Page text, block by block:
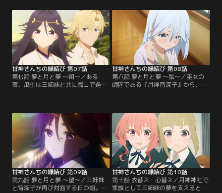
そんな想いに反して参拝客は一向に
増えない。『流石におかしい』と思
う瓜生。その時朝姫からなんと甘神
神社のなりすましアカウントが例大
祭の中止を言いふらしており…。
【提供：バンダイチャンネル】
たことが忘れられず、まったく集中
ができない状態になってしまう。
『夜重はなぜ自分にキスをしたの
か？』一人悶々と考える瓜生の前に
朝姫が現れる。【提供：バンダイチ
ャンネル】
甘神さんちの縁結び 第07話
第七話 夢と月と夢 ～朔～／ある
夜、瓜生は三姉妹と共に嵐山で過ご
た瓜生は、これ以上勉強に支障が出
ないように、なるべく夢の内容に逆
らおうと決意する。一方、三姉妹
は、例大祭で増えた参拝客に良き対
応をするにはどうしたら良いのかを
相談するため…。【提供：バンダイ
チャンネル】
甘神さんちの縁結び 第08話
第八話 夢と月と夢 ～弦～／巫女の
師匠である『月神宵深子』から、本
葉に精神的ダメージを受けた夕奈を
なんとか励ますことに成功した瓜生
は、このまま嵐山に残っていると、
未来が予知夢の通りになってしまう
と気が付き、そのまま家に帰ろうと
するのだが…。【提供：バンダイチ
ャンネル】
甘神さんちの縁結び 第09話
第九話 夢と月と夢 ～望～／三姉妹
と宵深子が再び対面する日の朝。瓜
甘神さんちの縁結び 第10話
第十話 衣替え・心替え／月神神社で
家族として三姉妹の夢を支えると約